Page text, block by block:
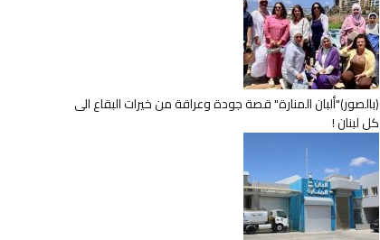
(بالصور)"ألبان المنارة" قصة جودة وعراقة من خيرات البقاع الى
كل لبنان !